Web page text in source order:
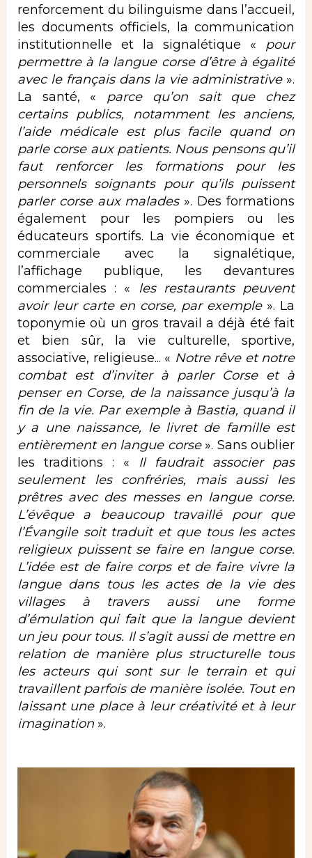
renforcement du bilinguisme dans l’accueil,
les documents officiels, la communication
institutionnelle et la signalétique « pour
permettre à la langue corse d’être à égalité
avec le français dans la vie administrative ».
La santé, « parce qu’on sait que chez
certains publics, notamment les anciens,
l’aide médicale est plus facile quand on
parle corse aux patients. Nous pensons qu’il
faut renforcer les formations pour les
personnels soignants pour qu’ils puissent
parler corse aux malades ». Des formations
également pour les pompiers ou les
éducateurs sportifs. La vie économique et
commerciale avec la signalétique,
l’affichage publique, les devantures
commerciales : « les restaurants peuvent
avoir leur carte en corse, par exemple ». La
toponymie où un gros travail a déjà été fait
et bien sûr, la vie culturelle, sportive,
associative, religieuse... « Notre rêve et notre
combat est d’inviter à parler Corse et à
penser en Corse, de la naissance jusqu’à la
fin de la vie. Par exemple à Bastia, quand il
y a une naissance, le livret de famille est
entièrement en langue corse». Sans oublier
les traditions : « Il faudrait associer pas
seulement les confréries, mais aussi les
prêtres avec des messes en langue corse.
L’évêque a beaucoup travaillé pour que
l’Évangile soit traduit et que tous les actes
religieux puissent se faire en langue corse.
L’idée est de faire corps et de faire vivre la
langue dans tous les actes de la vie des
villages à travers aussi une forme
d’émulation qui fait que la langue devient
un jeu pour tous. Il s’agit aussi de mettre en
relation de manière plus structurelle tous
les acteurs qui sont sur le terrain et qui
travaillent parfois de manière isolée. Tout en
laissant une place à leur créativité et à leur
imagination ».